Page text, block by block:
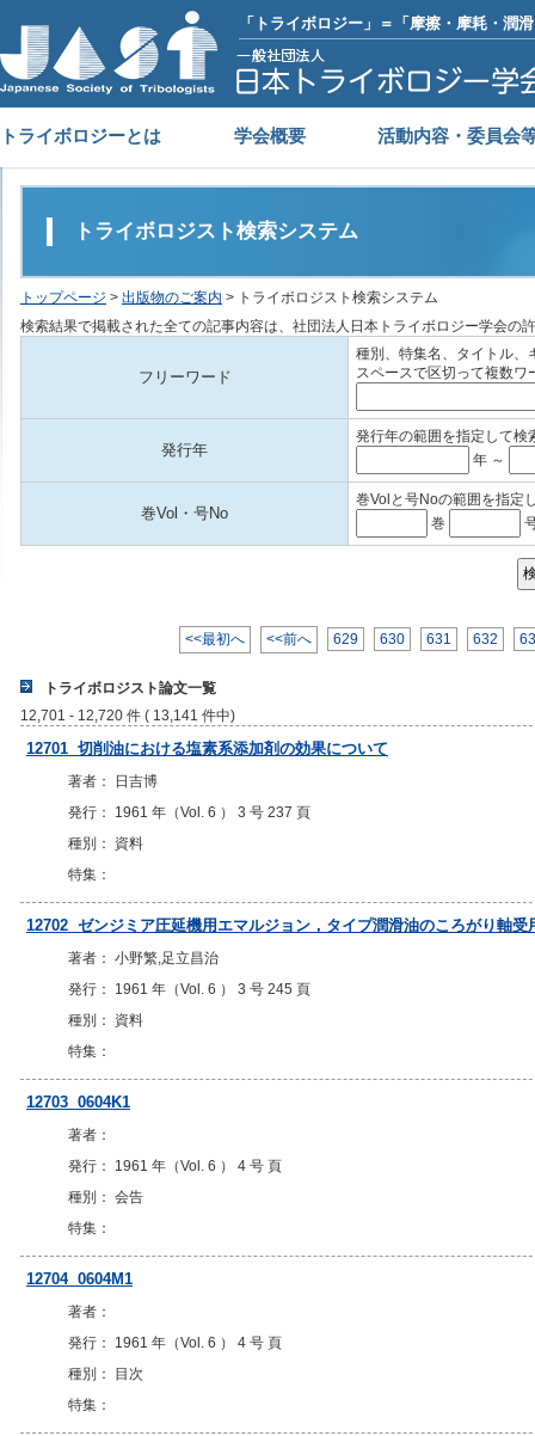
「トライボロジー」＝「摩擦・摩耗・潤
トライボロジーとは 学会概要 活動内容・委員会
トライボロジスト検索システム
トップページ > 出版物のご案内 > トライボロジスト検索システム
検索結果で掲載された全ての記事内容は、社団法人日本トライボロジー学会の
フリーワード
種別、特集名、タイトル、
スペースで区切って複数ワ
発行年
発行年の範囲を指定して検
年 ～
巻Vol・号No
巻Volと号Noの範囲を指定
巻
<<最初へ <<前へ 629 630 631 632
トライボロジスト論文一覧
12,701 - 12,720 件 ( 13,141 件中)
12701 切削油における塩素系添加剤の効果について
著者： 日吉博
発行： 1961 年（Vol. 6 ） 3 号 237 頁
種別： 資料
特集：
12702 ゼンジミア圧延機用エマルジョン，タイプ潤滑油のころがり軸受
著者： 小野繁,足立昌治
発行： 1961 年（Vol. 6 ） 3 号 245 頁
種別： 資料
特集：
12703 0604K1
著者：
発行： 1961 年（Vol. 6 ） 4 号 頁
種別： 会告
特集：
12704 0604M1
著者：
発行： 1961 年（Vol. 6 ） 4 号 頁
種別： 目次
特集：